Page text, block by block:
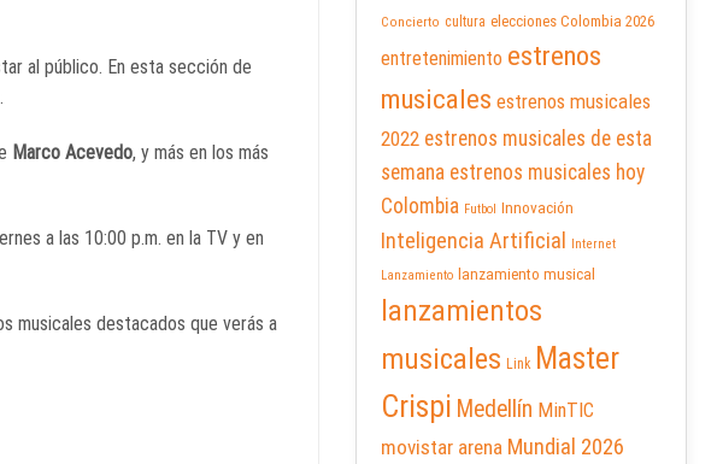
al público. En esta sección de
Marco Acevedo, y más en los más
a las 10:00 p.m. en la TV y en
musicales destacados que verás a
Concierto cultura elecciones Colombia 2026
entretenimiento estrenos
musicales estrenos musicales
2022 estrenos musicales de esta
semana estrenos musicales hoy
Colombia Futbol Innovación
Inteligencia Artificial
Internet
Lanzamiento
lanzamiento musical
lanzamientos
musicales Link Master
Crispi Medellín MinTIC
movistar arena Mundial 2026